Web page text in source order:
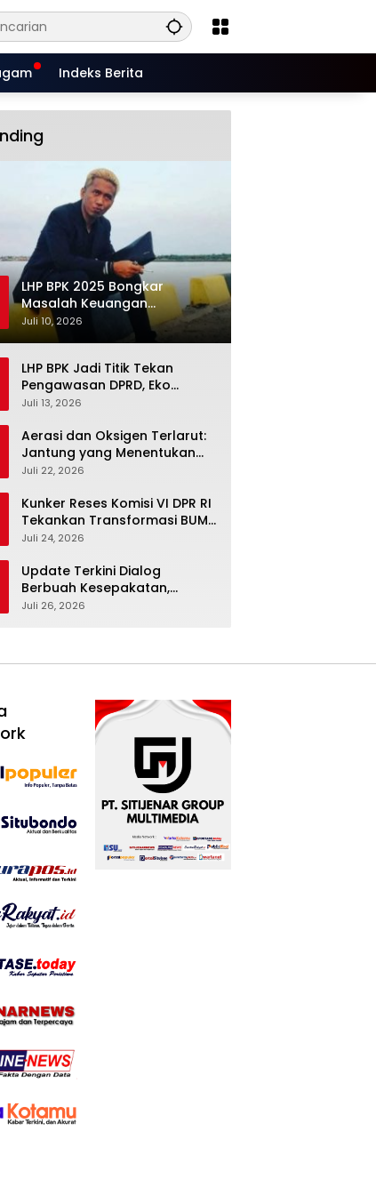
Indeks Berita
LHP BPK 2025 Bongkar
Masalah Keuangan
Situbondo, Potensi Miliaran
Rupiah Masih Belum Terkelola
Juli 10, 2026
LHP BPK Jadi Titik Tekan
Pengawasan DPRD, Eko
Febriyanto Datangi Komisi IV
Berpijak pada Dokumen
Resmi Negara
Juli 13, 2026
Aerasi dan Oksigen Terlarut:
Jantung yang Menentukan
Hidup Tambak Vaname
Juli 22, 2026
Kunker Reses Komisi VI DPR RI
Tekankan Transformasi BUMN
Maritim, Nasim Khan Kawal
Juli 24, 2026
Update Terkini Dialog
Berbuah Kesepakatan,
SPBUN-SGN Batalkan Aksi
Juli 26, 2026